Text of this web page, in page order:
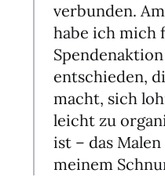
verbunden.
habe ich mich
Spendenaktion
entschieden,
macht, sich
leicht zu
ist – das
meinem